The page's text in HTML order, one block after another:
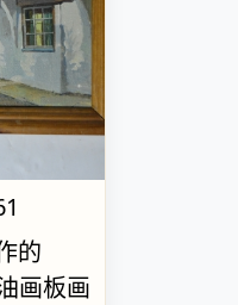
的
画板画